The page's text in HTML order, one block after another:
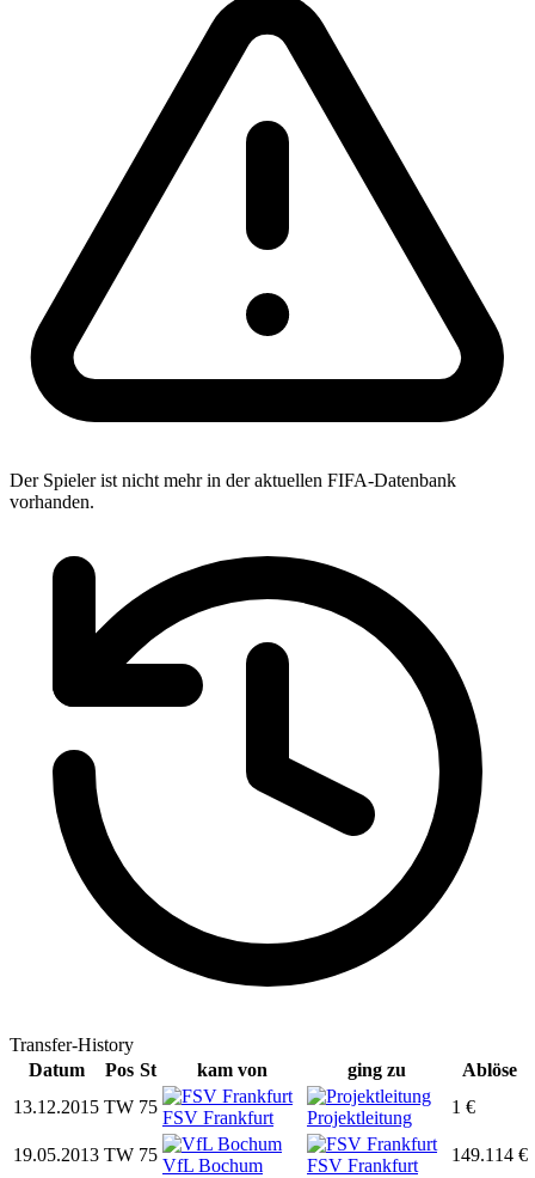
Der Spieler ist nicht mehr in der aktuellen FIFA-Datenbank
vorhanden.
Transfer-History
Datum
Pos St kam von ging zu
Ablöse
13.12.2015 TW 75
FSV Frankfurt Projektleitung
1 €
19.05.2013 TW 75
VfL Bochum FSV Frankfurt
149.114 €